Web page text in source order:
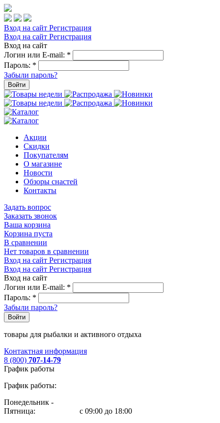
Вход на сайт Регистрация
Вход на сайт Регистрация
Вход на сайт
Логин или E-mail: *
Пароль: *
Забыли пароль?
Войти
Акции
Скидки
Покупателям
О магазине
Новости
Обзоры снастей
Контакты
Задать вопрос
Заказать звонок
Ваша корзина
Корзина пуста
В сравнении
Нет товаров в сравнении
Вход на сайт Регистрация
Вход на сайт Регистрация
Вход на сайт
Логин или E-mail: *
Пароль: *
Забыли пароль?
Войти
товары для рыбалки и активного отдыха
Контактная информация
8 (800) 707-14-79
График работы
График работы:
Понедельник -
Пятница:
с 09:00 до 18:00